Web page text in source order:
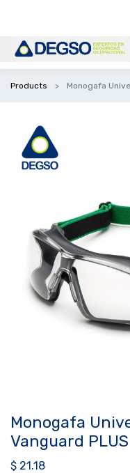
Products Monogafa
Monogafa
Vanguard PLUS
$ 21.18